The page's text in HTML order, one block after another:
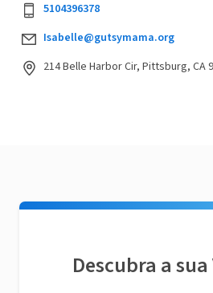
5104396378
Isabelle@gutsymama.org
214 Belle Harbor Cir, Pittsburg, CA
Descubra a